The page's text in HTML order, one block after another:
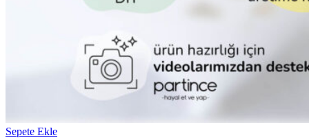
Sepete Ekle